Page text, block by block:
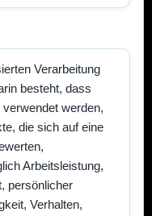
Verarbeitung
besteht, dass
werden,
die sich auf eine
Arbeitsleistung,
persönlicher
Verhalten,